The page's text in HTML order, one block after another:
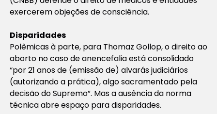
exercerem objeções de consciência.
Disparidades
Polêmicas à parte, para Thomaz Gollop, o direito ao
aborto no caso de anencefalia está consolidado
“por 21 anos de (emissão de) alvarás judiciários
(autorizando a prática), algo sacramentado pela
decisão do Supremo”. Mas a ausência da norma
técnica abre espaço para disparidades.